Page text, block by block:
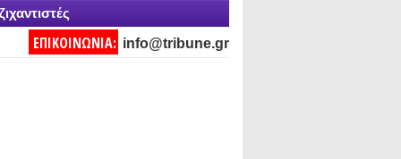
ΕΠΙΚΟΙΝΩΝΙΑ: info@tribune.gr